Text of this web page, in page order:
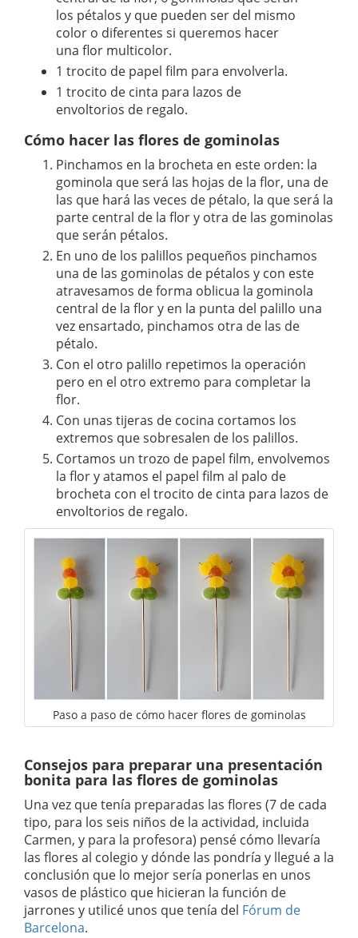
los pétalos y que pueden ser del mismo
color o diferentes si queremos hacer
una flor multicolor.
1 trocito de papel film para envolverla.
1 trocito de cinta para lazos de
envoltorios de regalo.
Cómo hacer las flores de gominolas
Pinchamos en la brocheta en este orden: la
gominola que será las hojas de la flor, una de
las que hará las veces de pétalo, la que será la
parte central de la flor y otra de las gominolas
que serán pétalos.
En uno de los palillos pequeños pinchamos
una de las gominolas de pétalos y con este
atravesamos de forma oblicua la gominola
central de la flor y en la punta del palillo una
vez ensartado, pinchamos otra de las de
pétalo.
Con el otro palillo repetimos la operación
pero en el otro extremo para completar la
flor.
Con unas tijeras de cocina cortamos los
extremos que sobresalen de los palillos.
Cortamos un trozo de papel film, envolvemos
la flor y atamos el papel film al palo de
brocheta con el trocito de cinta para lazos de
envoltorios de regalo.
Paso a paso de cómo hacer flores de gominolas
Consejos para preparar una presentación
bonita para las flores de gominolas
Una vez que tenía preparadas las flores (7 de cada
tipo, para los seis niños de la actividad, incluida
Carmen, y para la profesora) pensé cómo llevaría
las flores al colegio y dónde las pondría y llegué a la
conclusión que lo mejor sería ponerlas en unos
vasos de plástico que hicieran la función de
jarrones y utilicé unos que tenía del Fórum de
Barcelona.